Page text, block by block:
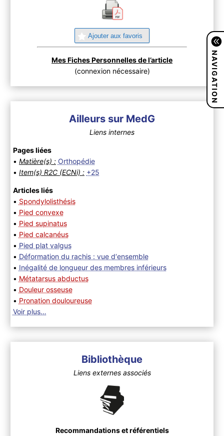
Ajouter aux favoris
Mes Fiches Personnelles de l’article
(connexion nécessaire)
Ailleurs sur MedG
Liens internes
Pages liées
• Matière(s) : Orthopédie
• Item(s) R2C (ECNi) : +25
Articles liés
• Spondylolisthésis
• Pied convexe
• Pied supinatus
• Pied calcanéus
• Pied plat valgus
• Déformation du rachis : vue d‘ensemble
• Inégalité de longueur des membres inférieurs
• Métatarsus abductus
• Douleur osseuse
• Pronation douloureuse
Voir plus…
Bibliothèque
Liens externes associés
Recommandations et référentiels
NAVIGATION